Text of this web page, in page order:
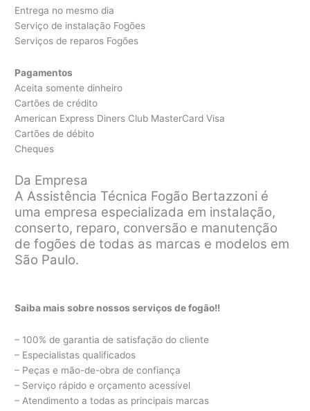
Entrega no mesmo dia
Serviço de instalação Fogões
Serviços de reparos Fogões
Pagamentos
Aceita somente dinheiro
Cartões de crédito
American Express Diners Club MasterCard Visa
Cartões de débito
Cheques
Da Empresa
A Assistência Técnica Fogão Bertazzoni é
uma empresa especializada em instalação,
conserto, reparo, conversão e manutenção
de fogões de todas as marcas e modelos em
São Paulo.
Saiba mais sobre nossos serviços de fogão!!
– 100% de garantia de satisfação do cliente
– Especialistas qualificados
– Peças e mão-de-obra de confiança
– Serviço rápido e orçamento acessível
– Atendimento a todas as principais marcas